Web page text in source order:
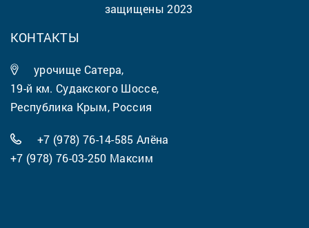
защищены 2023
КОНТАКТЫ
урочище Сатера,
19-й км. Судакского Шоссе,
Республика Крым, Россия
+7 (978) 76-14-585 Алёна
+7 (978) 76-03-250 Максим